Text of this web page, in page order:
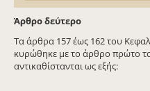
Άρθρο δεύτερο
Τα άρθρα 157 έως 162 του
κυρώθηκε με το άρθρο πρώτο
αντικαθίστανται ως εξής: